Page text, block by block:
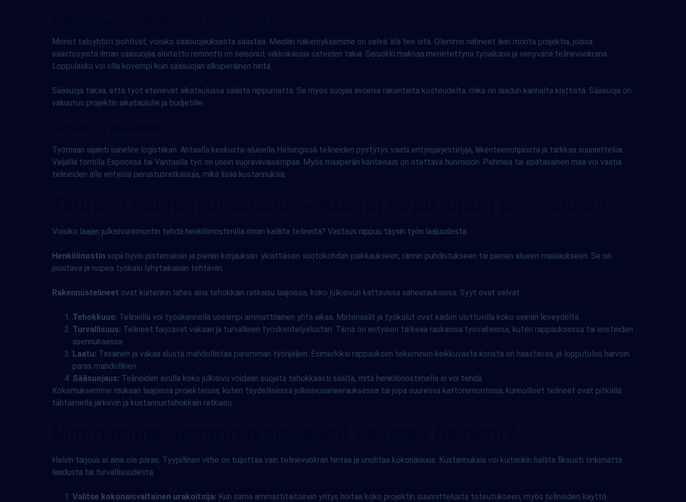
Monet taloyhtiöt pohtivat, voisiko sääsuojauksesta säästää. Meidän näkemyksemme on selvä: älä tee sitä. Olemme nähneet liian monta projektia, joissa
säästösyistä ilman sääsuojaa aloitettu remontti on seisonut viikkokausia sateiden takia. Seisokki maksaa menetettynä työaikana ja venyvänä telinevuokrana.
Loppulasku voi olla kovempi kuin sääsuojan alkuperäinen hinta.
Sääsuoja takaa, että työt etenevät aikataulussa säästä riippumatta. Se myös suojaa avoimia rakenteita kosteudelta, mikä on laadun kannalta kriittistä. Sääsuoja on
vakuutus projektin aikataululle ja budjetille.
Työmaan sijainti sanelee logistiikan. Ahtaalla keskusta-alueella Helsingissä telineiden pystytys vaatii erityisjärjestelyjä, liikenteenohjausta ja tarkkaa suunnittelua.
Väljällä tontilla Espoossa tai Vantaalla työ on usein suoraviivaisempaa. Myös maaperän kantavuus on otettava huomioon. Pehmeä tai epätasainen maa voi vaatia
telineiden alle erityisiä perustusratkaisuja, mikä lisää kustannuksia.
Voisiko laajan julkisivuremontin tehdä henkilönostimilla ilman kalliita telineitä? Vastaus riippuu täysin työn laajuudesta.
Henkilönostin sopii hyvin pistemäisiin ja pieniin korjauksiin: yksittäisen vuotokohdan paikkaukseen, rännin puhdistukseen tai pienen alueen maalaukseen. Se on
joustava ja nopea työkalu lyhytaikaisiin tehtäviin.
Rakennustelineet ovat kuitenkin lähes aina tehokkain ratkaisu laajoissa, koko julkisivun kattavissa saneerauksissa. Syyt ovat selvät:
Tehokkuus: Telineillä voi työskennellä useampi ammattilainen yhtä aikaa. Materiaalit ja työkalut ovat käden ulottuvilla koko seinän leveydeltä.
Turvallisuus: Telineet tarjoavat vakaan ja turvallisen työskentelyalustan. Tämä on erityisen tärkeää raskaissa työvaiheissa, kuten rappauksessa tai eristeiden
asennuksessa.
Laatu: Tasainen ja vakaa alusta mahdollistaa paremman työnjäljen. Esimerkiksi rappauksen tekeminen keikkuvasta korista on haastavaa, ja lopputulos harvoin
paras mahdollinen.
Sääsuojaus: Telineiden avulla koko julkisivu voidaan suojata tehokkaasti säältä, mitä henkilönostimella ei voi tehdä.
Kokemuksemme mukaan laajoissa projekteissa, kuten täydellisessä julkisivusaneerauksessa tai jopa suuressa kattoremontissa, kunnolliset telineet ovat pitkällä
tähtäimellä järkevin ja kustannustehokkain ratkaisu.
Halvin tarjous ei aina ole paras. Tyypillinen virhe on tuijottaa vain telinevuokran hintaa ja unohtaa kokonaisuus. Kustannuksia voi kuitenkin hallita fiksusti tinkimättä
laadusta tai turvallisuudesta.
Valitse kokonaisvaltainen urakoitsija: Kun sama ammattitaitoinen yritys hoitaa koko projektin suunnittelusta toteutukseen, myös telineiden käyttö